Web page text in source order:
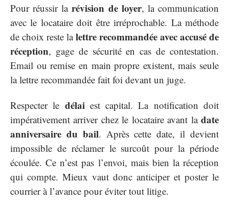
Pour réussir larévision de loyer, la communication
avec le locataire doit être irréprochable. La méthode
de choix reste lalettre recommandée avec accusé de
réception, gage de sécurité en cas de contestation.
Email ou remise en main propre existent, mais seule
la lettre recommandée fait foi devant un juge.
Respecter le délaiest capital. La notification doit
impérativement arriver chez le locataire avant la date
anniversaire du bail. Après cette date, il devient
impossible de réclamer le surcoût pour la période
écoulée. Ce n’est pas l’envoi, mais bien la réception
qui compte. Mieux vaut donc anticiper et poster le
courrier à l’avance pour éviter tout litige.